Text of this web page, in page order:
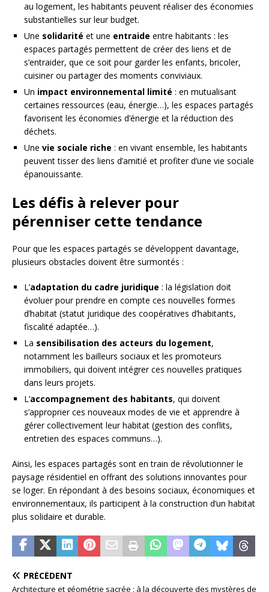
au logement, les habitants peuvent réaliser des économies
substantielles sur leur budget.
Une solidarité et une entraide entre habitants : les
espaces partagés permettent de créer des liens et de
s’entraider, que ce soit pour garder les enfants, bricoler,
cuisiner ou partager des moments conviviaux.
Un impact environnemental limité : en mutualisant
certaines ressources (eau, énergie…), les espaces partagés
favorisent les économies d’énergie et la réduction des
déchets.
Une vie sociale riche : en vivant ensemble, les habitants
peuvent tisser des liens d’amitié et profiter d’une vie sociale
épanouissante.
Les défis à relever pour
pérenniser cette tendance
Pour que les espaces partagés se développent davantage,
plusieurs obstacles doivent être surmontés :
L’adaptation du cadre juridique : la législation doit
évoluer pour prendre en compte ces nouvelles formes
d’habitat (statut juridique des coopératives d’habitants,
fiscalité adaptée…).
La sensibilisation des acteurs du logement,
notamment les bailleurs sociaux et les promoteurs
immobiliers, qui doivent intégrer ces nouvelles pratiques
dans leurs projets.
L’accompagnement des habitants, qui doivent
s’approprier ces nouveaux modes de vie et apprendre à
gérer collectivement leur habitat (gestion des conflits,
entretien des espaces communs…).
Ainsi, les espaces partagés sont en train de révolutionner le
paysage résidentiel en offrant des solutions innovantes pour
se loger. En répondant à des besoins sociaux, économiques et
environnementaux, ils participent à la construction d’un habitat
plus solidaire et durable.
PRÉCÉDENT
Architecture et géométrie sacrée : à la découverte des mystères de